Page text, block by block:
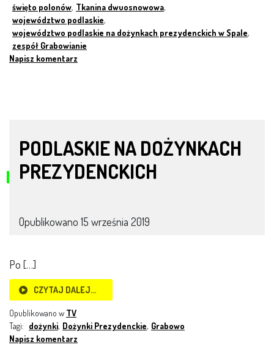
święto polonów, Tkanina dwuosnowowa,
województwo podlaskie,
województwo podlaskie na dożynkach prezydenckich w Spale,
zespół Grabowianie
Napisz komentarz
PODLASKIE NA DOŻYNKACH
PREZYDENCKICH
Opublikowano 15 września 2019
Po […]
CZYTAJ DALEJ…
Opublikowano w TV
Tagi: dożynki, Dożynki Prezydenckie, Grabowo
Napisz komentarz